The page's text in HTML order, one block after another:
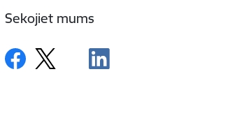
Sekojiet mums